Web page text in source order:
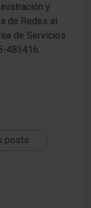
y
de Redes al
de Servicios
483416.
posts